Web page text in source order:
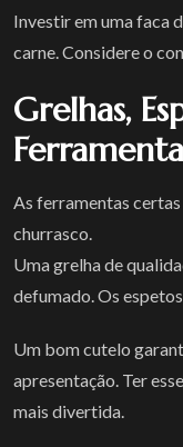
Investir em uma faca
carne. Considere o
Grelhas,
As ferramentas
churrasco.
Uma grelha de
defumado. Os
Um bom cutelo
apresentação. Ter
mais divertida.